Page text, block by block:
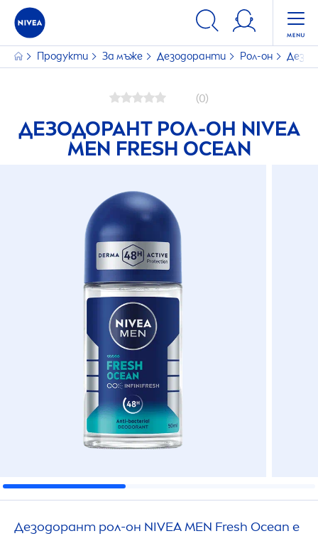
Продукти За мъже Дезодоранти Рол-он
(0)
ДЕЗОДОРАНТ РОЛ-ОН NIVEA
MEN FRESH OCEAN
Дезодорант рол-он NIVEAMEN Fresh Ocean е